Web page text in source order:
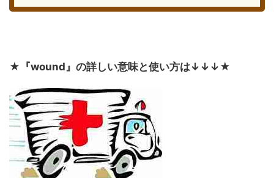
★ 『wound』の詳しい意味と使い方は↓↓↓ ★